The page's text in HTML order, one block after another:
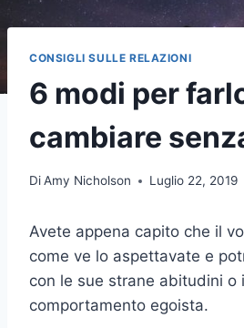
CONSIGLI SULLE RELAZIONI
6 modi per
cambiare
DiAmy Nicholson Luglio 22, 2019
Avete appena capito che il
come ve lo aspettavate e
con le sue strane abitudini o
comportamento egoista.